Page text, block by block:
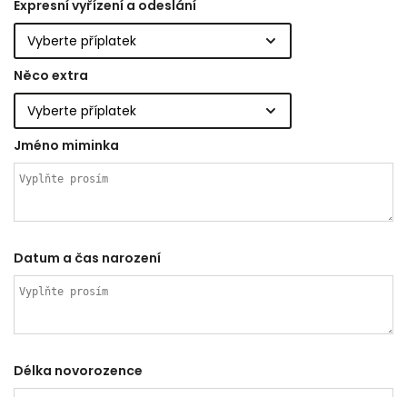
Expresní vyřízení a odeslání
Něco extra
Jméno miminka
Datum a čas narození
Délka novorozence